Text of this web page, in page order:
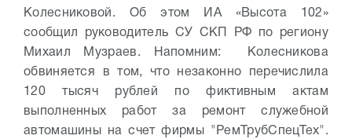
Колесниковой. Об этом ИА «Высота 102»
сообщил руководитель СУ СКП РФ по региону
Михаил Музраев. Напомним: Колесникова
обвиняется в том, что незаконно перечислила
120 тысяч рублей по фиктивным актам
выполненных работ за ремонт служебной
автомашины на счет фирмы "РемТрубСпецТех".